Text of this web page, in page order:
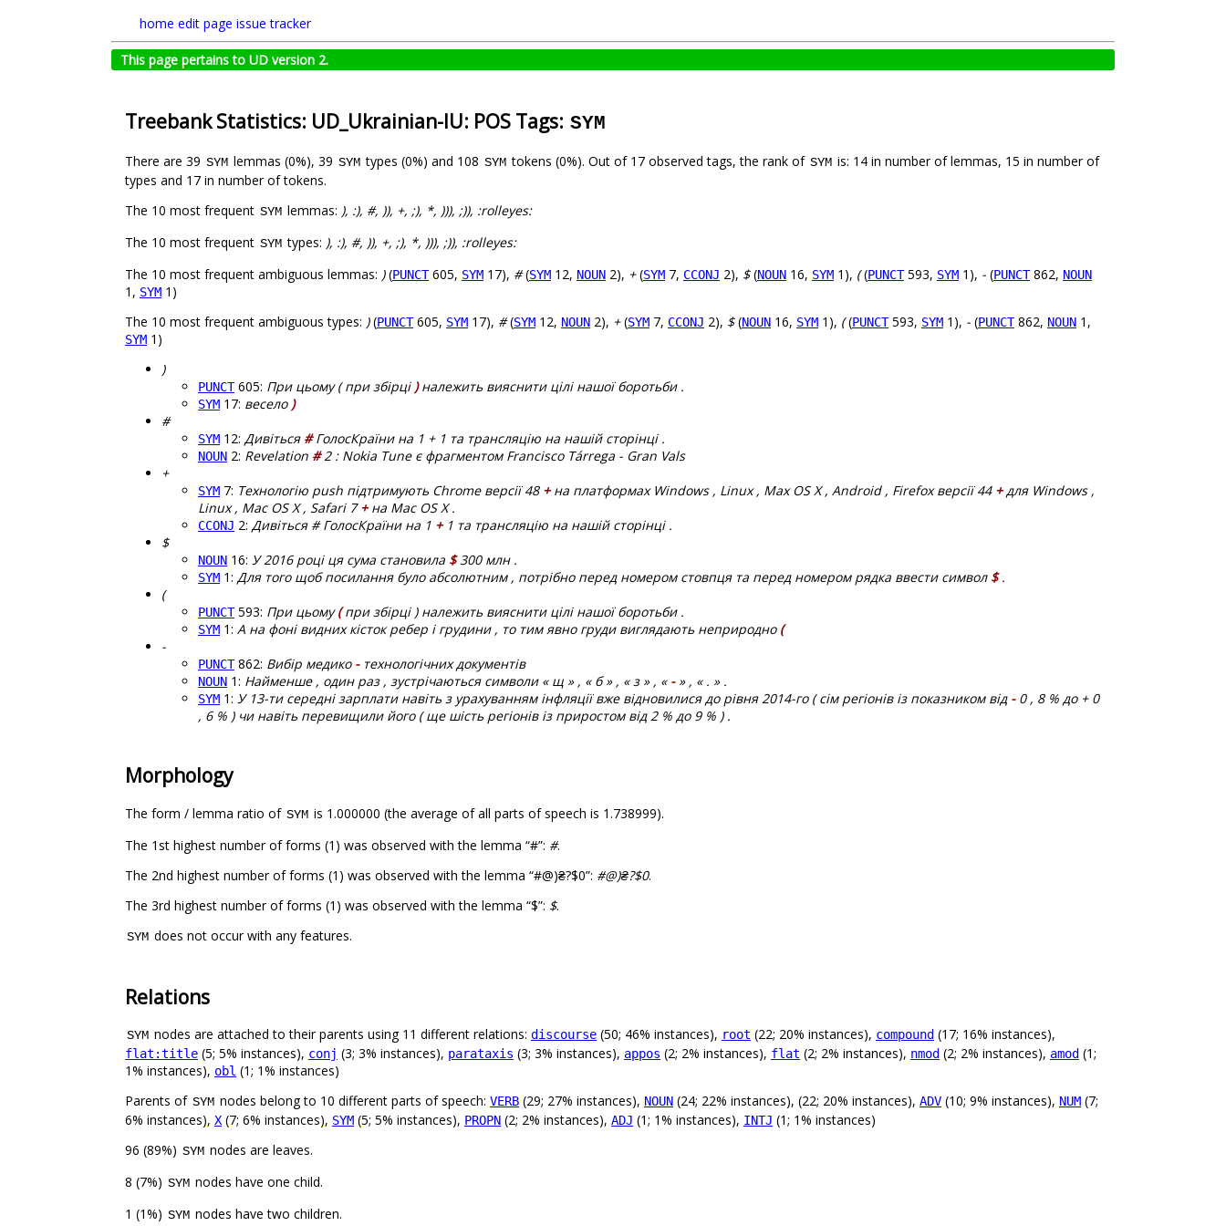
home edit page issue tracker
This page pertains to UD version 2.
Treebank Statistics: UD_Ukrainian-IU: POS Tags: SYM
There are 39 SYM lemmas (0%), 39 SYM types (0%) and 108 SYM tokens (0%). Out of 17 observed tags, the rank of SYM is: 14 in number of lemmas, 15 in number of
types and 17 in number of tokens.
The 10 most frequent SYM lemmas: ), :), #, )), +, ;), *, ))), ;)), :rolleyes:
The 10 most frequent SYM types: ), :), #, )), +, ;), *, ))), ;)), :rolleyes:
The 10 most frequent ambiguous lemmas: )(PUNCT605, SYM 17), #(SYM 12, NOUN 2), +(SYM 7, CCONJ 2), $(NOUN 16, SYM 1), ((PUNCT593, SYM 1), - (PUNCT862, NOUN
1, SYM 1)
The 10 most frequent ambiguous types: )(PUNCT605, SYM 17), #(SYM 12, NOUN 2), +(SYM 7, CCONJ 2), $(NOUN 16, SYM 1), ((PUNCT593, SYM 1), - (PUNCT862, NOUN 1,
SYM 1)
)
PUNCT605: При цьому ( при збірці )належить вияснити цілі нашої боротьби .
SYM 17: весело )
#
SYM 12: Дивіться #ГолосКраїни на 1 + 1 та трансляцію на нашій сторінці .
NOUN 2: Revelation #2 : Nokia Tune є фрагментом Francisco Tárrega - Gran Vals
+
SYM 7: Технологію push підтримують Chrome версії 48 +на платформах Windows , Linux , Max OS X , Android , Firefox версії 44 +для Windows ,
Linux , Mac OS X , Safari 7+на Mac OS X .
CCONJ 2: Дивіться # ГолосКраїни на 1 +1 та трансляцію на нашій сторінці .
$
NOUN 16: У 2016 році ця сума становила $300 млн .
SYM 1: Для того щоб посилання було абсолютним , потрібно перед номером стовпця та перед номером рядка ввести символ $.
(
PUNCT593: При цьому(при збірці ) належить вияснити цілі нашої боротьби .
SYM 1: А на фоні видних кісток ребер і грудини , то тим явно груди виглядають неприродно (
-
PUNCT862: Вибір медико -технологічних документів
NOUN 1: Найменше , один раз , зустрічаються символи « щ » , « б » , « з » , « -» , « . » .
SYM 1: У 13-ти середні зарплати навіть з урахуванням інфляції вже відновилися до рівня 2014-го ( сім регіонів із показником від -0 , 8 % до + 0
, 6 % ) чи навіть перевищили його ( ще шість регіонів із приростом від 2 % до 9 % ) .
Morphology
The form / lemma ratio of SYM is 1.000000 (the average of all parts of speech is 1.738999).
The 1st highest number of forms (1) was observed with the lemma “#”: #.
The 2nd highest number of forms (1) was observed with the lemma “#@)₴?$0”: #@)₴?$0.
The 3rd highest number of forms (1) was observed with the lemma “$”: $.
SYM does not occur with any features.
Relations
SYM nodes are attached to their parents using 11 different relations: discourse (50; 46% instances), root (22; 20% instances), compound (17; 16% instances),
flat:title (5; 5% instances), conj (3; 3% instances), parataxis (3; 3% instances), appos (2; 2% instances), flat (2; 2% instances), nmod (2; 2% instances), amod (1;
1% instances), obl (1; 1% instances)
Parents of SYM nodes belong to 10 different parts of speech: VERB (29; 27% instances), NOUN (24; 22% instances), (22; 20% instances), ADV (10; 9% instances), NUM (7;
6% instances), X (7; 6% instances), SYM (5; 5% instances), PROPN (2; 2% instances), ADJ (1; 1% instances), INTJ (1; 1% instances)
96 (89%) SYM nodes are leaves.
8 (7%) SYM nodes have one child.
1 (1%) SYM nodes have two children.